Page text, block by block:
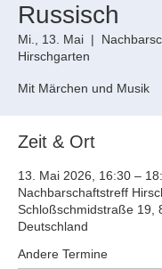
Russisch
Mi., 13. Mai
  |
Hirschgarten
Mit Märchen und Musik
Zeit & Ort
13. Mai 2026, 16:30 –
Nachbarschaftstreff
Schloßschmidstraße 19,
Deutschland
Andere Termine